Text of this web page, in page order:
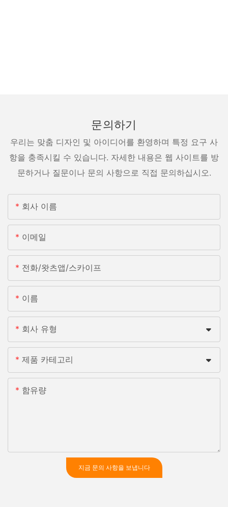
문의하기
우리는 맞춤 디자인 및 아이디어를 환영하며 특정 요구 사
항을 충족시킬 수 있습니다. 자세한 내용은 웹 사이트를 방
문하거나 질문이나 문의 사항으로 직접 문의하십시오.
회사 이름
이메일
전화/왓츠앱/스카이프
이름
회사 유형
제품 카테고리
함유량
지금 문의 사항을 보냅니다